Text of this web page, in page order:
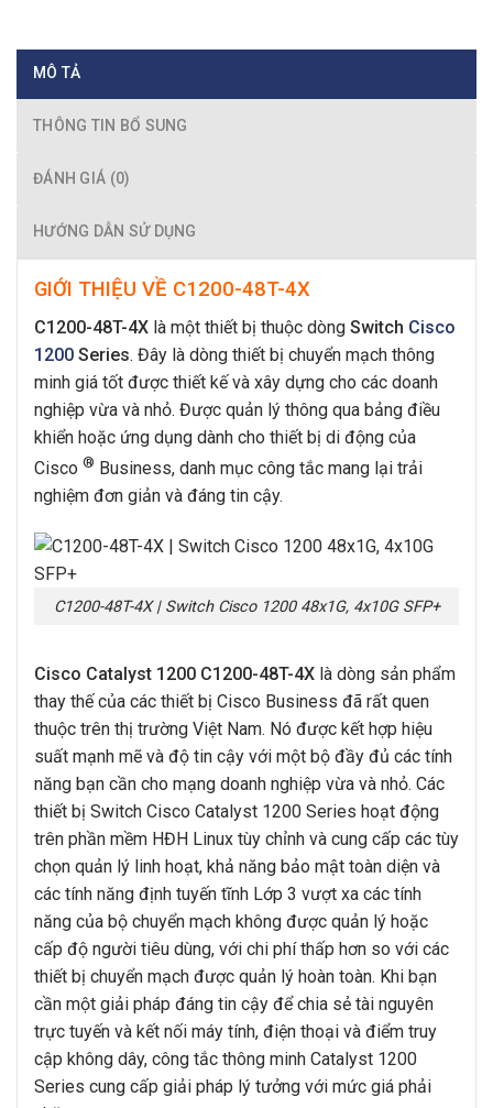
MÔ TẢ
THÔNG TIN BỔ SUNG
ĐÁNH GIÁ (0)
HƯỚNG DẪN SỬ DỤNG
GIỚI THIỆU VỀ C1200-48T-4X
C1200-48T-4X là một thiết bị thuộc dòng Switch Cisco
1200 Series. Đây là dòng thiết bị chuyển mạch thông
minh giá tốt được thiết kế và xây dựng cho các doanh
nghiệp vừa và nhỏ. Được quản lý thông qua bảng điều
khiển hoặc ứng dụng dành cho thiết bị di động của
Cisco ® Business, danh mục công tắc mang lại trải
nghiệm đơn giản và đáng tin cậy.
C1200-48T-4X | Switch Cisco 1200 48x1G, 4x10G SFP+
Cisco Catalyst 1200 C1200-48T-4X là dòng sản phẩm
thay thế của các thiết bị Cisco Business đã rất quen
thuộc trên thị trường Việt Nam. Nó được kết hợp hiệu
suất mạnh mẽ và độ tin cậy với một bộ đầy đủ các tính
năng bạn cần cho mạng doanh nghiệp vừa và nhỏ. Các
thiết bị Switch Cisco Catalyst 1200 Series hoạt động
trên phần mềm HĐH Linux tùy chỉnh và cung cấp các tùy
chọn quản lý linh hoạt, khả năng bảo mật toàn diện và
các tính năng định tuyến tĩnh Lớp 3 vượt xa các tính
năng của bộ chuyển mạch không được quản lý hoặc
cấp độ người tiêu dùng, với chi phí thấp hơn so với các
thiết bị chuyển mạch được quản lý hoàn toàn. Khi bạn
cần một giải pháp đáng tin cậy để chia sẻ tài nguyên
trực tuyến và kết nối máy tính, điện thoại và điểm truy
cập không dây, công tắc thông minh Catalyst 1200
Series cung cấp giải pháp lý tưởng với mức giá phải